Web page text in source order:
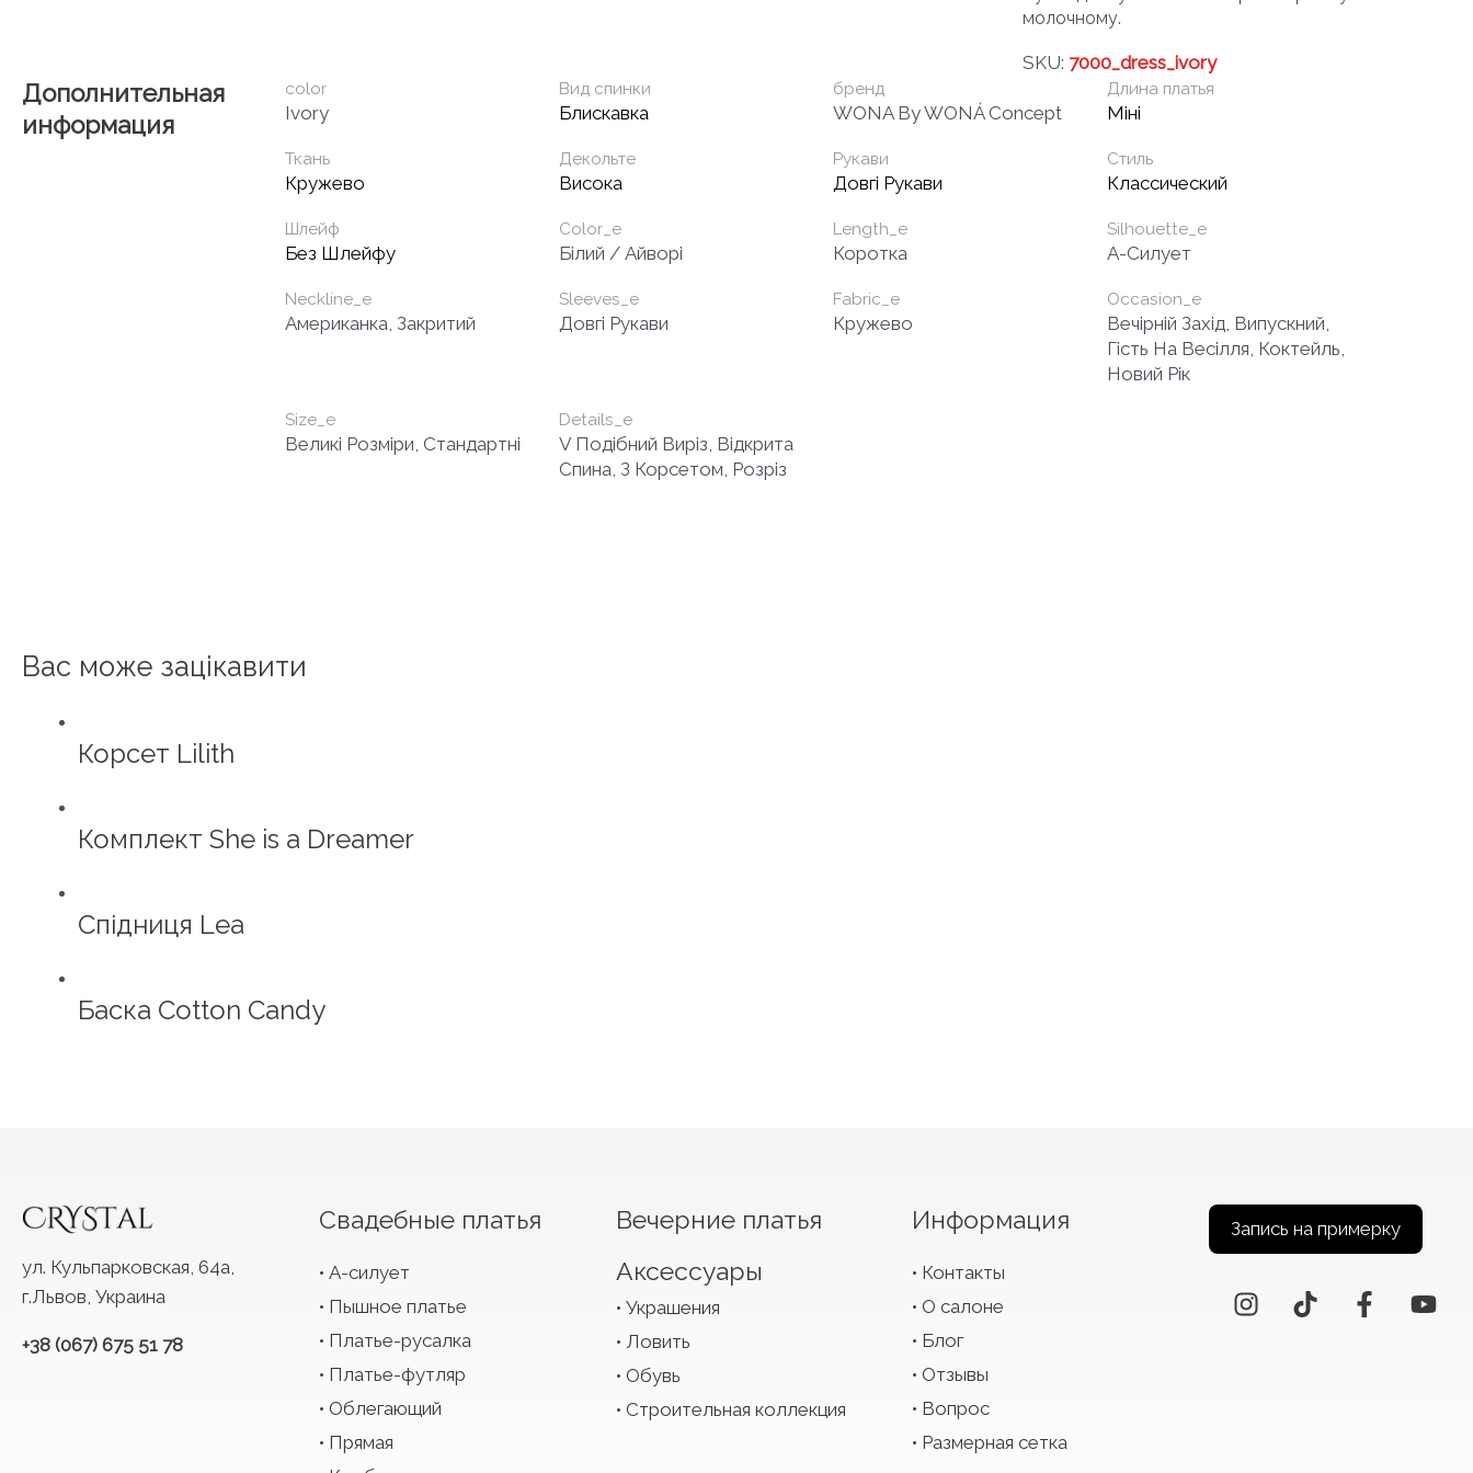
молочному.
SKU: 7000_dress_ivory
Дополнительная
информация
color
Ivory
Вид спинки
Блискавка
бренд
WONA By WONÁ Concept
Длина платья
Міні
Ткань
Кружево
Декольте
Висока
Рукави
Довгі Рукави
Стиль
Классический
Шлейф
Без Шлейфу
Color_e
Білий / Айворі
Length_e
Коротка
Silhouette_e
A-Силует
Neckline_e
Американка, Закритий
Sleeves_e
Довгі Рукави
Fabric_e
Кружево
Occasion_e
Вечірній Захід, Випускний,
Гість На Весілля, Коктейль,
Новий Рік
Size_e
Великі Розміри, Стандартні
Details_e
V Подібний Виріз, Відкрита
Спина, З Корсетом, Розріз
Вас може зацікавити
Корсет Lilith
Комплект She is a Dreamer
Спідниця Lea
Баска Cotton Candy
ул. Кульпарковская, 64а,
г.Львов, Украина
+38 (067) 675 51 78
Свадебные платья
А-силует
Пышное платье
Платье-русалка
Платье-футляр
Облегающий
Прямая
Вечерние платья
Аксессуары
Украшения
Ловить
Обувь
Строительная коллекция
Информация
Контакты
О салоне
Блог
Отзывы
Вопрос
Размерная сетка
Запись на примерку